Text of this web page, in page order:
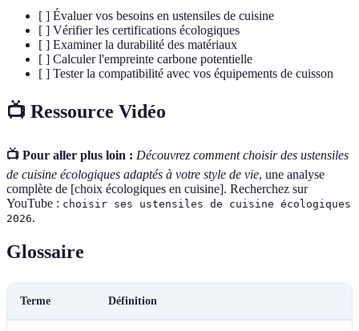
[ ] Évaluer vos besoins en ustensiles de cuisine
[ ] Vérifier les certifications écologiques
[ ] Examiner la durabilité des matériaux
[ ] Calculer l'empreinte carbone potentielle
[ ] Tester la compatibilité avec vos équipements de cuisson
📺 Ressource Vidéo
📺 Pour aller plus loin : Découvrez comment choisir des ustensiles
de cuisine écologiques adaptés à votre style de vie, une analyse
complète de [choix écologiques en cuisine]. Recherchez sur
YouTube : choisir ses ustensiles de cuisine écologiques
2026.
Glossaire
Terme Définition